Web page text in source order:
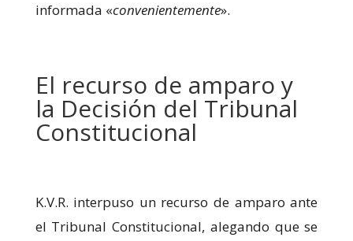
informada «convenientemente».
El recurso de amparo y
la Decisión del Tribunal
Constitucional
K.V.R. interpuso un recurso de amparo ante
el Tribunal Constitucional, alegando que se